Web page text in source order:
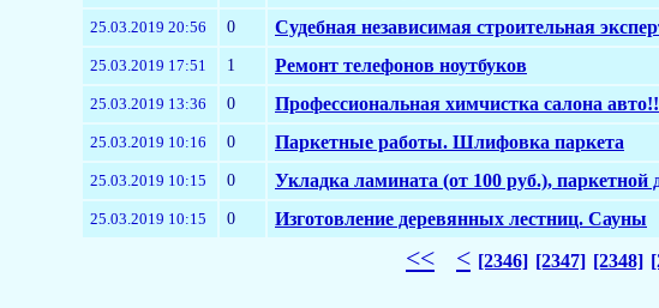
25.03.2019 20:56 0 Судебная независимая строительная
25.03.2019 17:51 1 Ремонт телефонов ноутбуков
25.03.2019 13:36 0 Профессиональная химчистка салона
25.03.2019 10:16 0 Паркетные работы. Шлифовка паркета
25.03.2019 10:15 0 Укладка ламината (от 100 руб.), паркетной
25.03.2019 10:15 0 Изготовление деревянных лестниц. Сауны
<< < [2346] [2347] [2348]